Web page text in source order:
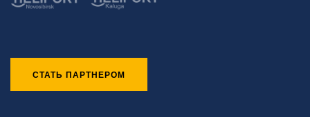
СТАТЬ ПАРТНЕРОМ